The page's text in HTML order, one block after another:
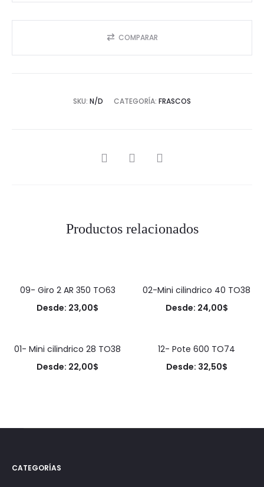
COMPARAR
SKU: N/D CATEGORÍA: FRASCOS
SHARE
Productos relacionados
09- Giro 2 AR 350 TO63
Desde: 23,00$
02-Mini cilindrico 40 TO38
Desde: 24,00$
01- Mini cilindrico 28 TO38
Desde: 22,00$
12- Pote 600 TO74
Desde: 32,50$
CATEGORÍAS